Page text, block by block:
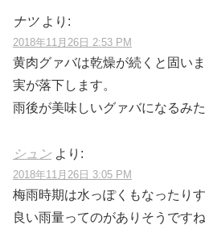
ナツ より:
2018年11月26日 2:53 PM
黄肉グァバは乾燥が続くと固い
実が落下します。
雨後が美味しいグァバになるみた
シュン より:
2018年11月26日 3:05 PM
梅雨時期は水っぽくもなったり
良い雨量ってのがありそうですね